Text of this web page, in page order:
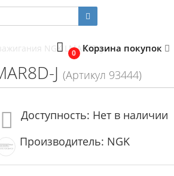
0 Корзина покупок
NGK LMAR8D-J
J (Артикул 93444)
Доступность: Нет в наличии
Производитель: NGK